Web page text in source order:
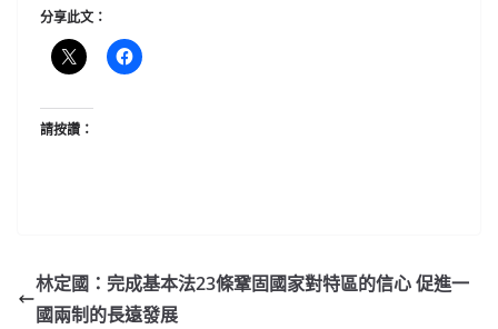
分享此文：
請按讚：
林定國：完成基本法23條鞏固國家對特區的信心 促進一
國兩制的長遠發展